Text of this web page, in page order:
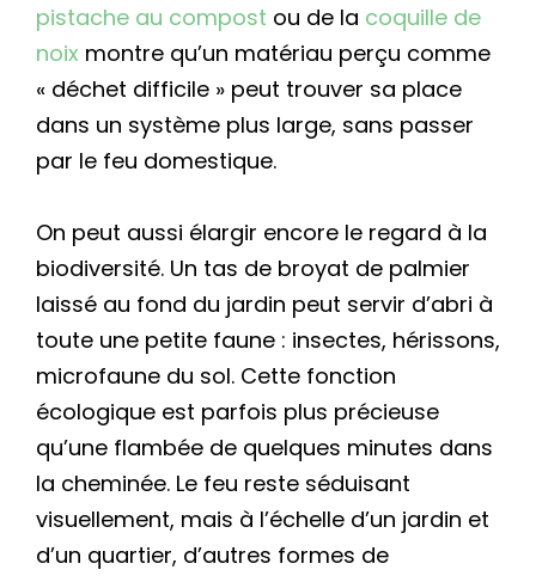
pistache au compost ou de la coquille de
noix montre qu’un matériau perçu comme
« déchet difficile » peut trouver sa place
dans un système plus large, sans passer
par le feu domestique.
On peut aussi élargir encore le regard à la
biodiversité. Un tas de broyat de palmier
laissé au fond du jardin peut servir d’abri à
toute une petite faune : insectes, hérissons,
microfaune du sol. Cette fonction
écologique est parfois plus précieuse
qu’une flambée de quelques minutes dans
la cheminée. Le feu reste séduisant
visuellement, mais à l’échelle d’un jardin et
d’un quartier, d’autres formes de